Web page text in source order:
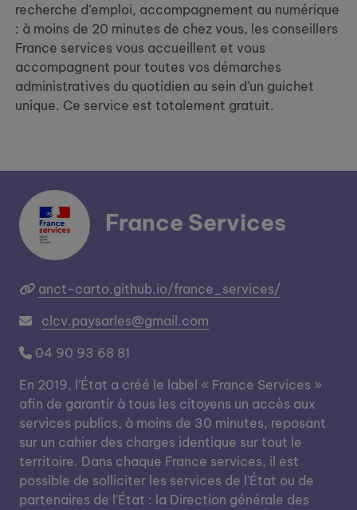
recherche d’emploi, accompagnement au numérique
: à moins de 20 minutes de chez vous, les conseillers
France services vous accueillent et vous
accompagnent pour toutes vos démarches
administratives du quotidien au sein d’un guichet
unique. Ce service est totalement gratuit.
France Services
anct-carto.github.io/france_services/
clcv.paysarles@gmail.com
04 90 93 68 81
En 2019, l’État a créé le label « France Services »
afin de garantir à tous les citoyens un accès aux
services publics, à moins de 30 minutes, reposant
sur un cahier des charges identique sur tout le
territoire. Dans chaque France services, il est
possible de solliciter les services de l'État ou de
partenaires de l'État : la Direction générale des